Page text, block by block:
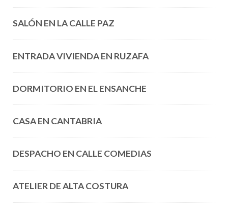
SALÓN EN LA CALLE PAZ
ENTRADA VIVIENDA EN RUZAFA
DORMITORIO EN EL ENSANCHE
CASA EN CANTABRIA
DESPACHO EN CALLE COMEDIAS
ATELIER DE ALTA COSTURA